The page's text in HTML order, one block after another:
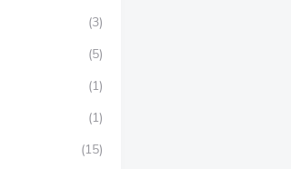
(3)
(5)
(1)
(1)
(15)